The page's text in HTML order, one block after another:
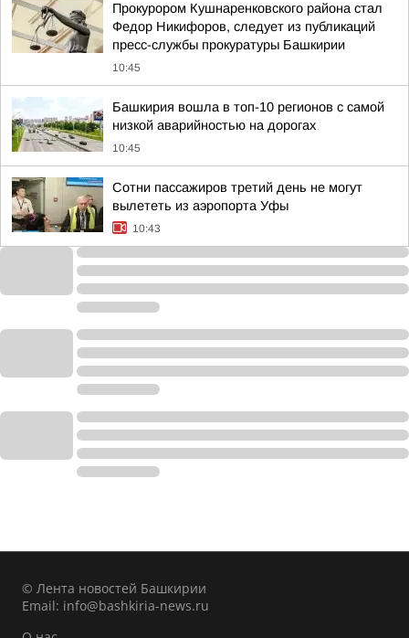
Прокурором Кушнаренковского района стал
Федор Никифоров, следует из публикаций
пресс-службы прокуратуры Башкирии
10:45
Башкирия вошла в топ-10 регионов с самой
низкой аварийностью на дорогах
10:45
Сотни пассажиров третий день не могут
вылететь из аэропорта Уфы
10:43
© Лента новостей Башкирии
Email: info@bashkiria-news.ru